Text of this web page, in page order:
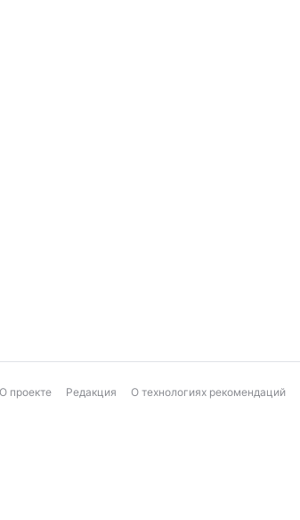
О проекте Редакция О технологиях рекомендаций